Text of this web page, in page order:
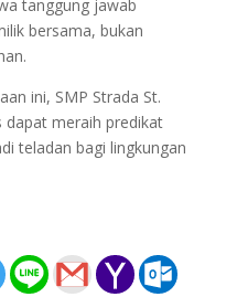
tanggung jawab
bersama, bukan
ini, SMP Strada St.
dapat meraih predikat
teladan bagi lingkungan